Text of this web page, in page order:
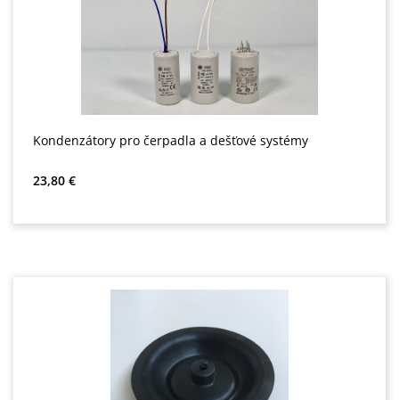
Kondenzátory pro čerpadla a dešťové systémy
Běžná cena:
23,80 €